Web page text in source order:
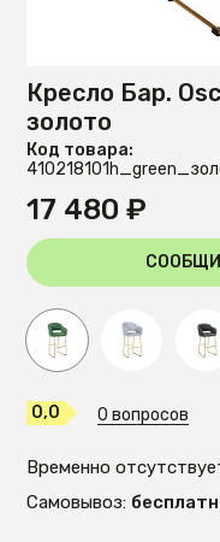
Кресло Бар.
золото
Код товара:
17 480 ₽
0,0 0 вопросов
Временно
Самовывоз: